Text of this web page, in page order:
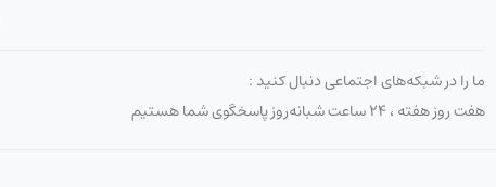
ما را در شبکه‌های اجتماعی دنبال کنید :
هفت روز هفته ، ۲۴ ساعت شبانه‌روز پاسخگوی شما هستیم